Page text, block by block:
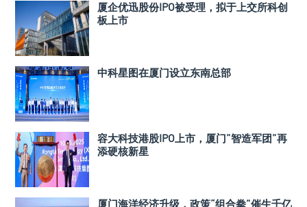
厦企优迅股份IPO被受理，拟于上交所科创
板上市
中科星图在厦门设立东南总部
容大科技港股IPO上市，厦门”智造军团”再
添硬核新星
厦门海洋经济升级，政策“组合拳”催生千亿